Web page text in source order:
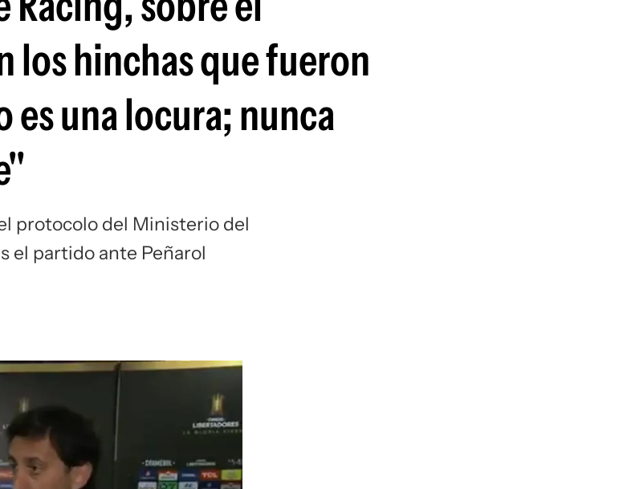
Siguenos en:
los hinchas que fueron
es una locura; nunca
protocolo del Ministerio del
el partido ante Peñarol